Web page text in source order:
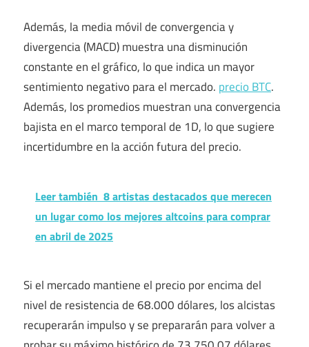
Además, la media móvil de convergencia y
divergencia (MACD) muestra una disminución
constante en el gráfico, lo que indica un mayor
sentimiento negativo para el mercado. precio BTC.
Además, los promedios muestran una convergencia
bajista en el marco temporal de 1D, lo que sugiere
incertidumbre en la acción futura del precio.
Leer también 8 artistas destacados que merecen
un lugar como los mejores altcoins para comprar
en abril de 2025
Si el mercado mantiene el precio por encima del
nivel de resistencia de 68.000 dólares, los alcistas
recuperarán impulso y se prepararán para volver a